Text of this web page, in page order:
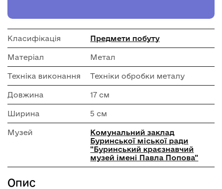
Класифікація Предмети побуту
Матеріал Метал
Техніка виконання Техніки обробки металу
Довжина 17 см
Ширина 5 см
Музей
Комунальний заклад
Буринської міської ради
"Буринський краєзнавчий
музей імені Павла Попова"
Опис